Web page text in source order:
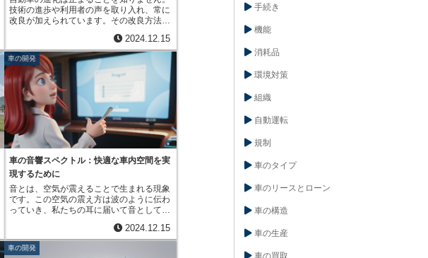
ます。例えば、車体の骨組み部分やドア、
屋根などは、衝突時に乗員を守るために十
分なせん断強さを持っている必要がありま
す。もしせん断強さが不足していると、衝
突時に車体が大きく変形し、乗員に深刻な
怪我を負わせる可能性があります。ボルト
やリベットなどの小さな部品も、せん断強
さが重要です。これらの部品は、他の部品
を固定するために使われますが、十分なせ
ん断強さがなければ、衝突時に外れてしま
い、車体の強度が低下する可能性がありま
す。このように、せん断強さは自動車の安
全性に直接関わるため、設計者は様々な材
料のせん断強さを理解し、適切な材料を選
択、部品の形状を工夫するなど、安全な車
を作るためにせん断強さを考慮した設計を
行う必要があります。
技術の進歩や利用者の声を取り入れ、常に
改良が加えられています。その改良方法の
あります。これは、車全体の設計を大きく
変える「フルモデルチェンジ」とは異な
り、部分的な改良を行うことを指します。
まるで着慣れた服のボタンを新しくした
り、使い慣れた道具に少し手を加えるよう
なものです。外見上の変化はわずかかもし
れません。しかし、車の内側では様々な改
良が施されています。例えば、運転席周り
の装飾を一新して高級感を高めたり、座席
の素材を変えて座り心地を向上させるとい
った工夫が凝らされています。また、これ
まで搭載されていなかった便利な機能が追
加されることもあります。例えば、駐車を
支援する装置や、安全性を高めるための最
新の運転補助システムが導入されるかもし
れません。性能面での向上も見逃せませ
ん。エンジンの改良によって燃費が向上し
たり、走行性能が向上することもありま
す。これにより、より環境に優しく、快適
な運転を楽しむことができるようになりま
す。まるで、使い慣れた道具がさらに使い
2024.12.15
車の開発
車の音響スペクトル：快適な車内空間を実
現するために
音とは、空気が震えることで生まれる現象
です。この空気の震え方は波のように伝わ
っていき、私たちの耳に届いて音として認
1秒間に何回震えるかを表すのが周波数
で、単位はヘルツ（回/秒）です。周波数
が高いほど音は高く聞こえ、低いほど音は
2024.12.15
車の開発
手続き
機能
消耗品
環境対策
組織
自動運転
規制
車のタイプ
車のリースとローン
車の構造
車の生産
車の買取